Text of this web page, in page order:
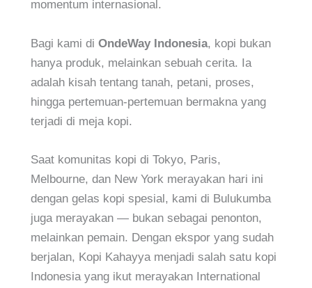
momentum internasional.
Bagi kami di OndeWay Indonesia, kopi bukan
hanya produk, melainkan sebuah cerita. Ia
adalah kisah tentang tanah, petani, proses,
hingga pertemuan-pertemuan bermakna yang
terjadi di meja kopi.
Saat komunitas kopi di Tokyo, Paris,
Melbourne, dan New York merayakan hari ini
dengan gelas kopi spesial, kami di Bulukumba
juga merayakan — bukan sebagai penonton,
melainkan pemain. Dengan ekspor yang sudah
berjalan, Kopi Kahayya menjadi salah satu kopi
Indonesia yang ikut merayakan International